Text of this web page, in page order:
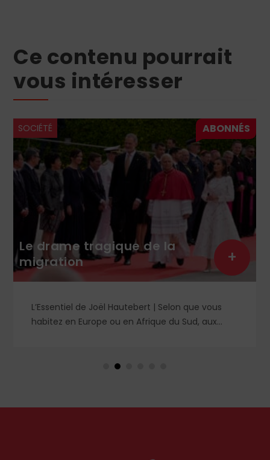
Ce contenu pourrait
vous intéresser
SOCIÉTÉ
Le drame tragique de la
migration
L’Essentiel de Joël Hautebert | Selon que vous
habitez en Europe ou en Afrique du Sud, aux
événements aux Pays-Bas ou en Irlande
comme l'a rappelé Léon XIV récemment.
+